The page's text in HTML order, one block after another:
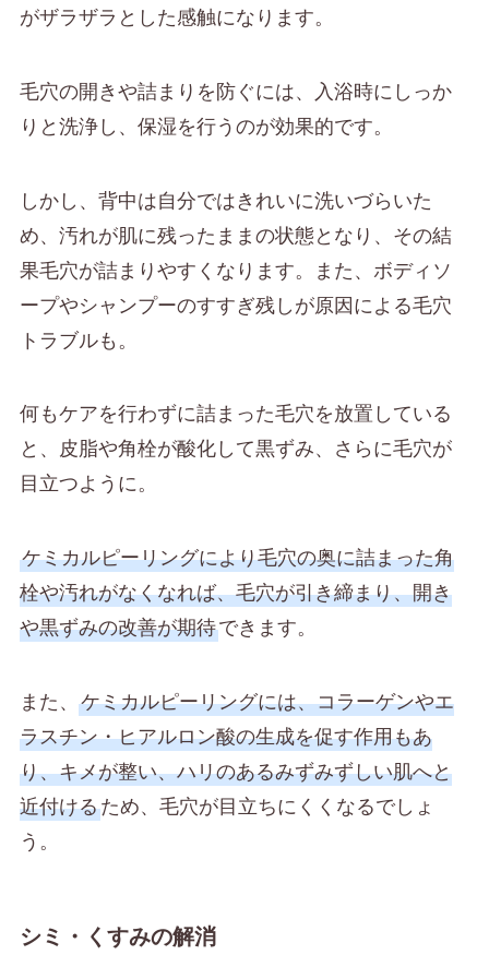
がザラザラとした感触になります。
毛穴の開きや詰まりを防ぐには、入浴時にしっか
りと洗浄し、保湿を行うのが効果的です。
しかし、背中は自分ではきれいに洗いづらいた
め、汚れが肌に残ったままの状態となり、その結
果毛穴が詰まりやすくなります。また、ボディソ
ープやシャンプーのすすぎ残しが原因による毛穴
トラブルも。
何もケアを行わずに詰まった毛穴を放置している
と、皮脂や角栓が酸化して黒ずみ、さらに毛穴が
目立つように。
ケミカルピーリングにより毛穴の奥に詰まった角
栓や汚れがなくなれば、毛穴が引き締まり、開き
や黒ずみの改善が期待できます。
また、 ケミカルピーリングには、コラーゲンやエ
ラスチン・ヒアルロン酸の生成を促す作用もあ
り、キメが整い、ハリのあるみずみずしい肌へと
近付けるため、毛穴が目立ちにくくなるでしょ
う。
シミ・くすみの解消